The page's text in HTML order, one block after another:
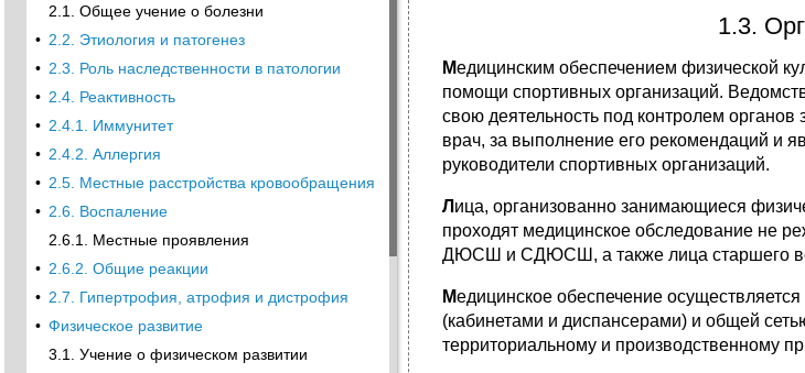
2.1. Общее учение о болезни
• 2.2. Этиология и патогенез
• 2.3. Роль наследственности в патологии
• 2.4. Реактивность
• 2.4.1. Иммунитет
• 2.4.2. Аллергия
• 2.5. Местные расстройства кровообращения
• 2.6. Воспаление
2.6.1. Местные проявления
• 2.6.2. Общие реакции
• 2.7. Гипертрофия, атрофия и дистрофия
• Физическое развитие
3.1. Учение о физическом развитии
1.3.
Медицинским обеспечением физической
помощи спортивных организаций.
свою деятельность под контролем
врач, за выполнение его рекомендаций и
руководители спортивных организаций.
Л ица, организованно занимающиеся
проходят медицинское обследование не
ДЮСШ и СДЮСШ, а также лица старшего
Медицинское обеспечение
(кабинетами и диспансерами) и общей
территориальному и производственному